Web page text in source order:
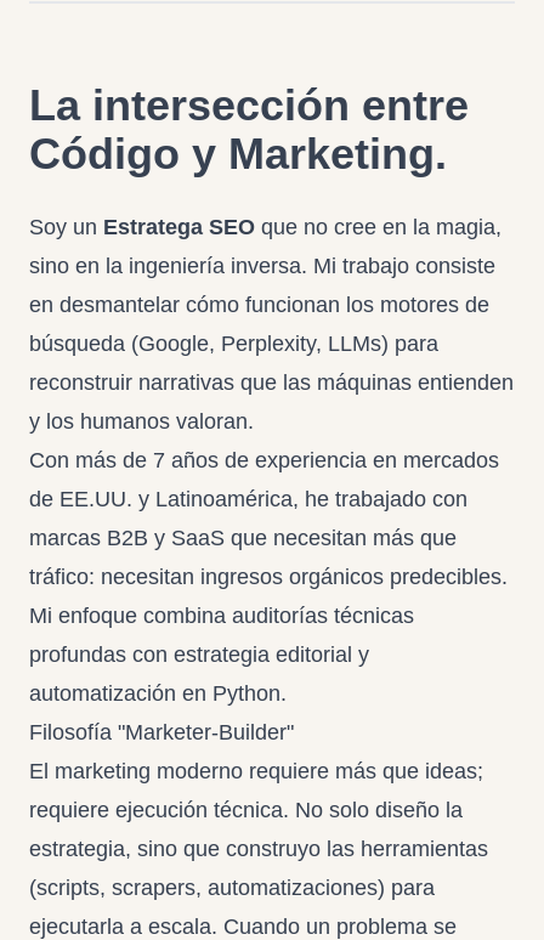
La intersección entre
Código y Marketing.
Soy un Estratega SEO que no cree en la magia,
sino en la ingeniería inversa. Mi trabajo consiste
en desmantelar cómo funcionan los motores de
búsqueda (Google, Perplexity, LLMs) para
reconstruir narrativas que las máquinas entienden
y los humanos valoran.
Con más de 7 años de experiencia en mercados
de EE.UU. y Latinoamérica, he trabajado con
marcas B2B y SaaS que necesitan más que
tráfico: necesitan ingresos orgánicos predecibles.
Mi enfoque combina auditorías técnicas
profundas con estrategia editorial y
automatización en Python.
Filosofía "Marketer-Builder"
El marketing moderno requiere más que ideas;
requiere ejecución técnica. No solo diseño la
estrategia, sino que construyo las herramientas
(scripts, scrapers, automatizaciones) para
ejecutarla a escala. Cuando un problema se